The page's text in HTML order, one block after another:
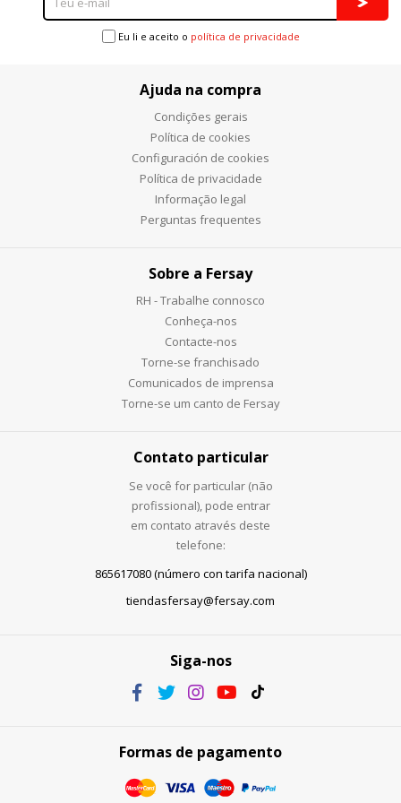
Eu li e aceito o política de privacidade
Ajuda na compra
Condições gerais
Política de cookies
Configuración de cookies
Política de privacidade
Informação legal
Perguntas frequentes
Sobre a Fersay
RH - Trabalhe connosco
Conheça-nos
Contacte-nos
Torne-se franchisado
Comunicados de imprensa
Torne-se um canto de Fersay
Contato particular
Se você for particular (não
profissional), pode entrar
em contato através deste
telefone:
865617080 (número con tarifa nacional)
tiendasfersay@fersay.com
Siga-nos
Formas de pagamento